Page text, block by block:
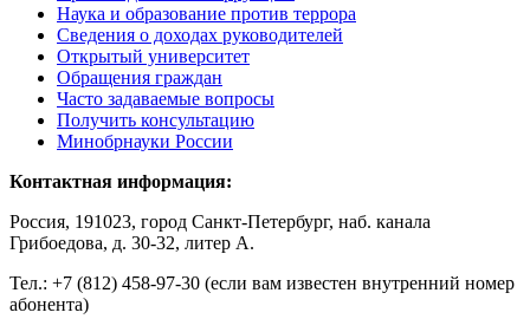
Наука и образование против террора
Сведения о доходах руководителей
Открытый университет
Обращения граждан
Часто задаваемые вопросы
Получить консультацию
Минобрнауки России
Контактная информация:
Россия, 191023, город Санкт-Петербург, наб. канала
Грибоедова, д. 30-32, литер А.
Тел.: +7 (812) 458-97-30 (если вам известен внутренний номер
абонента)